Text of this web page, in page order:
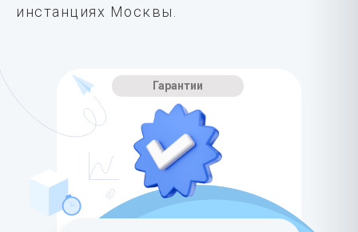
инстанциях Москвы.
Гарантии